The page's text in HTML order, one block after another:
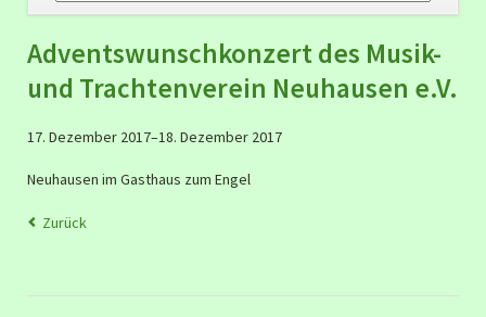
überspringen
Adventswunschkonzert des Musik-
und Trachtenverein Neuhausen e.V.
17. Dezember 2017–18. Dezember 2017
Neuhausen im Gasthaus zum Engel
Zurück